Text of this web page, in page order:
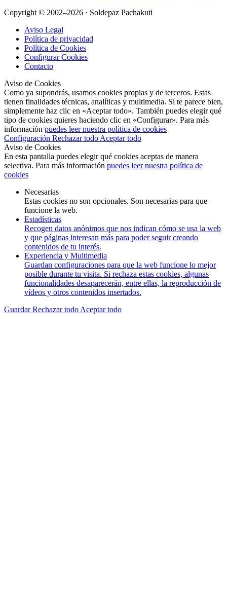
Copyright © 2002–2026 · Soldepaz Pachakuti
Aviso Legal
Política de privacidad
Política de Cookies
Configurar Cookies
Contacto
Aviso de Cookies
Como ya supondrás, usamos cookies propias y de terceros. Estas
tienen finalidades técnicas, analíticas y multimedia. Si te parece bien,
simplemente haz clic en «Aceptar todo». También puedes elegir qué
tipo de cookies quieres haciendo clic en «Configurar». Para más
información puedes leer nuestra política de cookies
Configuración Rechazar todo Aceptar todo
Aviso de Cookies
En esta pantalla puedes elegir qué cookies aceptas de manera
selectiva. Para más información puedes leer nuestra política de
cookies
Necesarias
Estas cookies no son opcionales. Son necesarias para que
funcione la web.
Estadísticas
Recogen datos anónimos que nos indican cómo se usa la web
y que páginas interesan más para poder seguir creando
contenidos de tu interés.
Experiencia y Multimedia
Guardan configuraciones para que la web funcione lo mejor
posible durante tu visita. Si rechaza estas cookies, algunas
funcionalidades desaparecerán, entre ellas, la reproducción de
vídeos y otros contenidos insertados.
GuardarRechazar todo Aceptar todo